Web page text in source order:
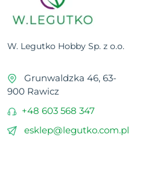
W. Legutko Hobby Sp. z o.o.
Grunwaldzka 46, 63-
900 Rawicz
+48 603 568 347
esklep@legutko.com.pl